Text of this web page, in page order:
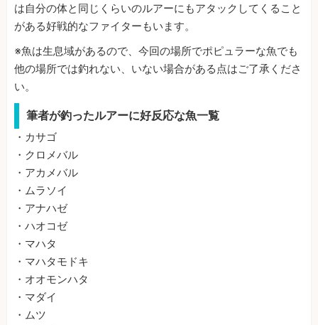
は自分の体と同じくらいのルアーにもアタックしてくること
がある好戦的なファイターもいます。
※魚は生息域があるので、今回の場所でポピュラーな魚でも
他の場所では釣れない、いない場合がある点はご了承くださ
い。
筆者が釣ったルアーに好反応な魚一覧
・カサゴ
・クロメバル
・アカメバル
・ムラソイ
・アナハゼ
・ハオコゼ
・マハタ
・マハタモドキ
・オオモンハタ
・マダイ
・ムツ